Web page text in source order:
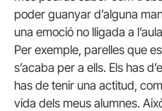
poder guanyar d’alguna
una emoció no lligada a
Per exemple, parelles que
s’acaba per a ells. Els has
has de tenir una actitud,
vida dels meus alumnes.